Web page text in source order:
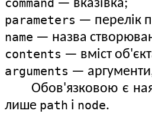
command — вказівка;
parameters — перелік
name — назва
contents — вміст
arguments —
Обов'язковою є
лише path i node.